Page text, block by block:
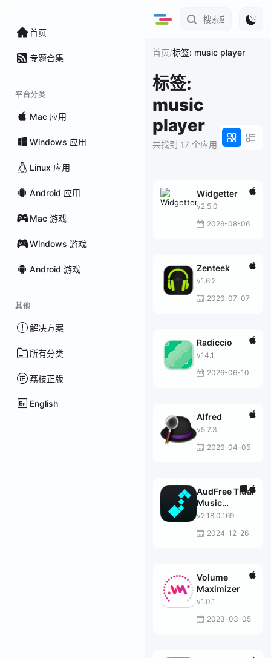
首页
专题合集
平台分类
Mac 应用
Windows 应用
Linux 应用
Android 应用
Mac 游戏
Windows 游戏
Android 游戏
其他
解决方案
所有分类
荔枝正版
English
首页/标签: music player
标签:
music
player
共找到 17 个应用
Widgetter
v2.5.0
2026-08-06
Zenteek
v1.6.2
2026-07-07
Radiccio
v14.1
2026-06-10
Alfred
v5.7.3
2026-04-05
AudFree Tidal
Music
Converter
v2.18.0.169
2024-12-26
Volume
Maximizer
v1.0.1
2023-03-05